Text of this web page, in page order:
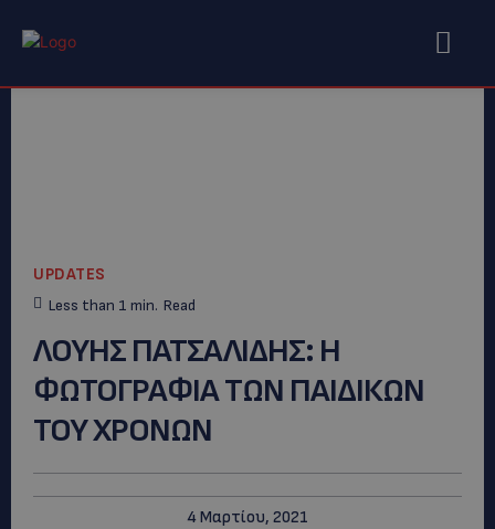
UPDATES
Less than 1 min. Read
ΛΟΥΗΣ ΠΑΤΣΑΛΙΔΗΣ: H
ΦΩΤΟΓΡΑΦΙΑ ΤΩΝ ΠΑΙΔΙΚΩΝ
ΤΟΥ ΧΡΟΝΩΝ
4 Μαρτίου, 2021